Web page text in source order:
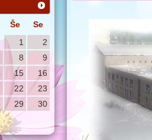
Še
Se
1
2
8
9
15
16
22
23
29
30